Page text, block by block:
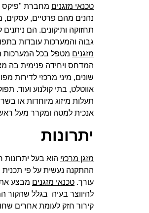
טכנאי מזגנים מחברת "פיקס
נהנים מהם פרטיים, עסקים,
תחזוקה ותיקונים. הם
גבוה והמערכות עובדות
מזגנים מטפל בכל המערכות
המדחס ויחידה פנימית בה
שונים, מיני מרכזי לדירות
אווטלט, בתי קולנוע ועוד.
תעלות מיזוג מיוחדות או
אנכית למטה ומקרר מעל
יתרונות
מזגן מרכזי הוא בעל יתרונות
ההתקנה נעשית על פי
עורך. טכנאי מזגנים מבצע את
להיווצר בעיה בגלל שהקור
קירור חזק לעומת אחרים